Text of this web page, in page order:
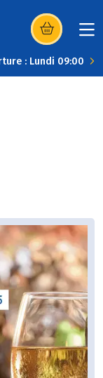
(s’ouvre dans
: Lundi 09:00